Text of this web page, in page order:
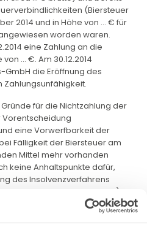
(Biersteuer
2014 und in Höhe von … € für
worden waren.
eine Zahlung an die
… €. Am 30.12.2014
die Eröffnung des
für die Nichtzahlung der
Vorentscheidung
eine Vorwerfbarkeit der
Fälligkeit der Biersteuer am
Mittel mehr vorhanden
keine Anhaltspunkte dafür,
des Insolvenzverfahrens
Urteil, Seite 8, erster Absatz).